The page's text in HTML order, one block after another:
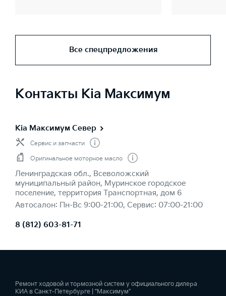
Все спецпредложения
Контакты Kia Максимум
Kia Максимум Север
Сервис и запчасти
Оригинальное моторное масло
Ленинградская обл., Всеволожский
муниципальный район, Муринское городское
поселение, территория Транспортная, дом 6
Автосалон: Пн-Вс 9:00-21:00, Сервис: 07:00-21:00
8 (812) 603-81-71
Ремонт ходовой и тормозной систем у официального дилера
КИА в Санкт-Петербурге | "Максимум"